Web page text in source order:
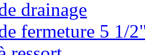
drainage
fermeture 5 1/